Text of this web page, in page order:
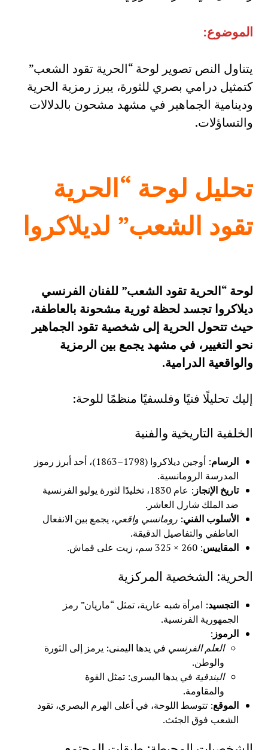
الموضوع:
يتناول النص تصوير لوحة “الحرية تقود الشعب”
كتمثيل درامي بصري للثورة، يبرز رمزية الحرية
ودينامية الجماهير في مشهد مشحون بالدلالات
والتساؤلات.
تحليل لوحة “الحرية
تقود الشعب” لديلاكروا
لوحة “الحرية تقود الشعب” للفنان الفرنسي
ديلاكروا تجسد لحظة ثورية مشحونة بالعاطفة،
حيث تتحول الحرية إلى شخصية تقود الجماهير
نحو التغيير، في مشهد يجمع بين الرمزية
والواقعية الدرامية.
إليك تحليلًا فنيًا وفلسفيًا منظمًا للوحة:
الخلفية التاريخية والفنية
الرسام
: أوجين ديلاكروا (1798–1863)، أحد أبرز رموز
المدرسة الرومانسية.
تاريخ الإنجاز
: عام 1830، تخليدًا لثورة يوليو الفرنسية
ضد الملك شارل العاشر.
الأسلوب الفني: رومانسي واقعي، يجمع بين الانفعال
العاطفي والتفاصيل الدقيقة.
المقاييس: 260 × 325 سم، زيت على قماش.
الحرية: الشخصية المركزية
التجسيد: امرأة شبه عارية، تمثل “ماريان” رمز
الجمهورية الفرنسية.
الرموز:
العلم الفرنسي في يدها اليمنى: يرمز إلى الثورة
والوطن.
البندقية في يدها اليسرى: تمثل القوة
والمقاومة.
الموقع: تتوسط اللوحة، في أعلى الهرم البصري، تقود
الشعب فوق الجثث.